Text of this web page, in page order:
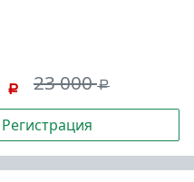
23 000
Регистрация